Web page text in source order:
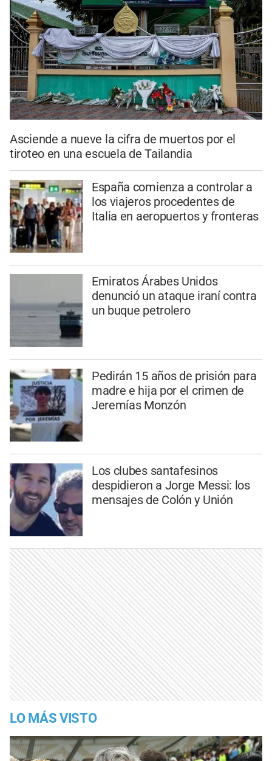
Asciende a nueve la cifra de muertos por el
tiroteo en una escuela de Tailandia
España comienza a controlar a
los viajeros procedentes de
Italia en aeropuertos y fronteras
Emiratos Árabes Unidos
denunció un ataque iraní contra
un buque petrolero
Pedirán 15 años de prisión para
madre e hija por el crimen de
Jeremías Monzón
Los clubes santafesinos
despidieron a Jorge Messi: los
mensajes de Colón y Unión
LO MÁS VISTO